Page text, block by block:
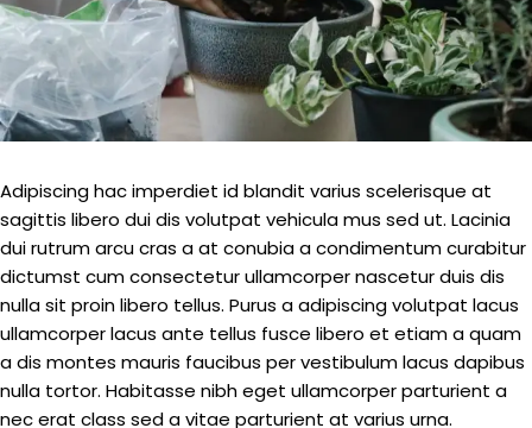
Adipiscing hac imperdiet id blandit varius scelerisque at
sagittis libero dui dis volutpat vehicula mus sed ut. Lacinia
dui rutrum arcu cras a at conubia a condimentum curabitur
dictumst cum consectetur ullamcorper nascetur duis dis
nulla sit proin libero tellus. Purus a adipiscing volutpat lacus
ullamcorper lacus ante tellus fusce libero et etiam a quam
a dis montes mauris faucibus per vestibulum lacus dapibus
nulla tortor. Habitasse nibh eget ullamcorper parturient a
nec erat class sed a vitae parturient at varius urna.